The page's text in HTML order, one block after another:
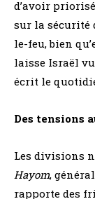
d’avoir
sur la sécurité
le-feu, bien
laisse Israël
écrit le
Des tensions
Les divisions
Hayom,
rapporte des